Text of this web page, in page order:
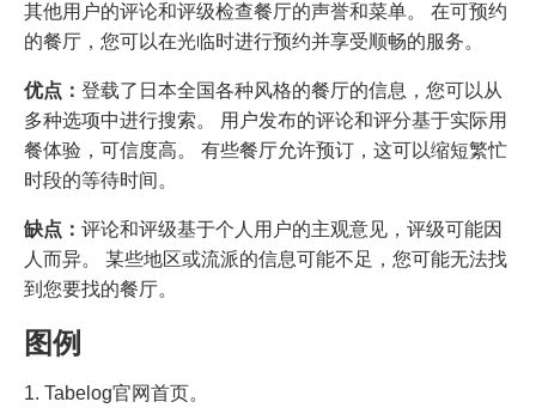
其他用户的评论和评级检查餐厅的声誉和菜单。 在可预约
的餐厅，您可以在光临时进行预约并享受顺畅的服务。
优点： 登载了日本全国各种风格的餐厅的信息，您可以从
多种选项中进行搜索。 用户发布的评论和评分基于实际用
餐体验，可信度高。 有些餐厅允许预订，这可以缩短繁忙
时段的等待时间。
缺点： 评论和评级基于个人用户的主观意见，评级可能因
人而异。 某些地区或流派的信息可能不足，您可能无法找
到您要找的餐厅。
图例
1. Tabelog官网首页。